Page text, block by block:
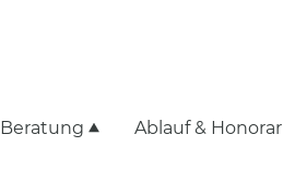
Beratung Ablauf & Honorar